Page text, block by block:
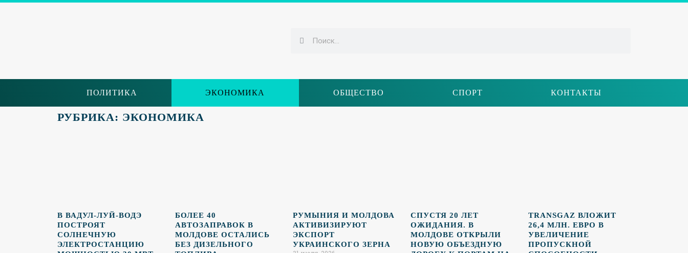
ПОЛИТИКА ЭКОНОМИКА ОБЩЕСТВО СПОРТ КОНТАКТЫ
РУБРИКА: ЭКОНОМИКА
В ВАДУЛ-ЛУЙ-ВОДЭ
ПОСТРОЯТ
СОЛНЕЧНУЮ
ЭЛЕКТРОСТАНЦИЮ
БОЛЕЕ 40
АВТОЗАПРАВОК В
МОЛДОВЕ ОСТАЛИСЬ
БЕЗ ДИЗЕЛЬНОГО
РУМЫНИЯ И МОЛДОВА
АКТИВИЗИРУЮТ
ЭКСПОРТ
УКРАИНСКОГО ЗЕРНА
СПУСТЯ 20 ЛЕТ
ОЖИДАНИЯ. В
МОЛДОВЕ ОТКРЫЛИ
НОВУЮ ОБЪЕЗДНУЮ
TRANSGAZ ВЛОЖИТ
26,4 МЛН. ЕВРО В
УВЕЛИЧЕНИЕ
ПРОПУСКНОЙ